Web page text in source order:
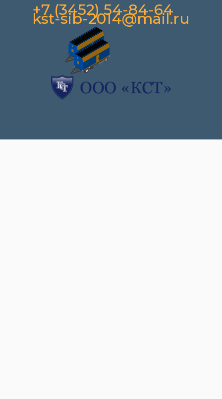
+7 (3452) 54-84-64
kst-sib-2014@mail.ru